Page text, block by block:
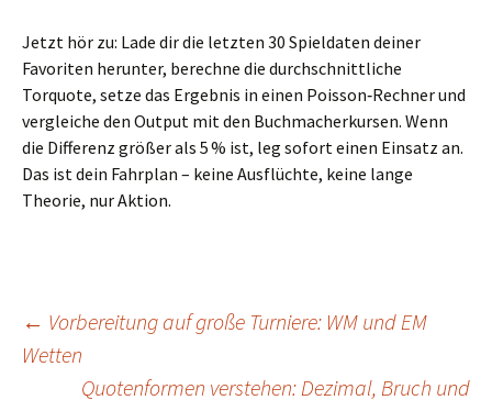
Jetzt hör zu: Lade dir die letzten 30 Spieldaten deiner
Favoriten herunter, berechne die durchschnittliche
Torquote, setze das Ergebnis in einen Poisson‑Rechner und
vergleiche den Output mit den Buchmacherkursen. Wenn
die Differenz größer als 5 % ist, leg sofort einen Einsatz an.
Das ist dein Fahrplan – keine Ausflüchte, keine lange
Theorie, nur Aktion.
Beitragsnavigation
← Vorbereitung auf große Turniere: WM und EM
Wetten
Quotenformen verstehen: Dezimal, Bruch und